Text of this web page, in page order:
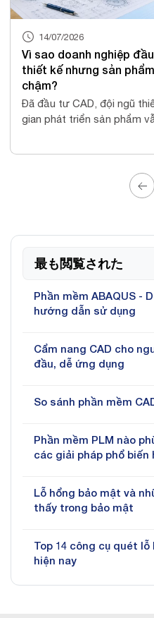
24/06/2026
Quy trình phát triển
Cách doanh nghiệp
CAE và PLM để
Trong môi trường sản
sản phẩm không còn
最も閲覧された
Phần mềm ABAQUS -
hướng dẫn sử dụng
Cẩm nang CAD cho
đầu, dễ ứng dụng
So sánh phần mềm
Phần mềm PLM nào
các giải pháp phổ biến
Lỗ hổng bảo mật và
thấy trong bảo mật
Top 14 công cụ quét
hiện nay